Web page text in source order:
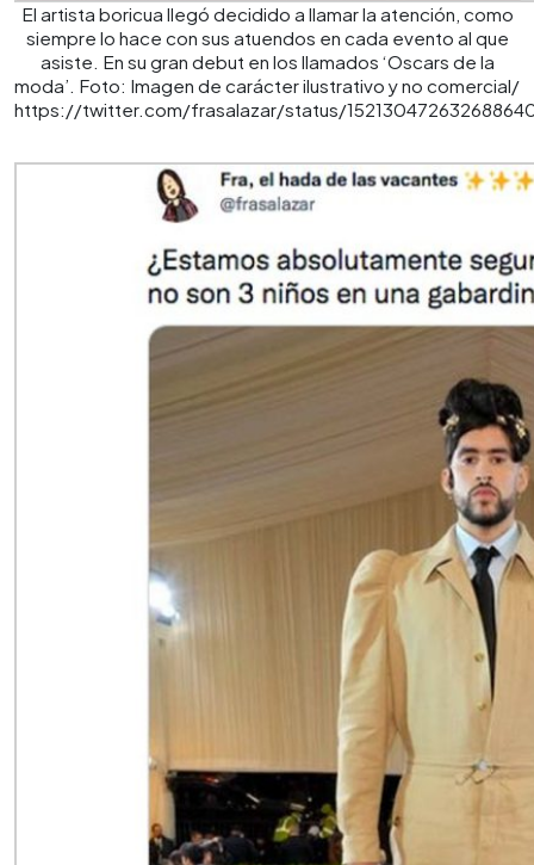
El artista boricua llegó decidido a llamar la atención, como
siempre lo hace con sus atuendos en cada evento al que
asiste. En su gran debut en los llamados ‘Oscars de la
moda’. Foto: Imagen de carácter ilustrativo y no comercial/
https://twitter.com/frasalazar/status/